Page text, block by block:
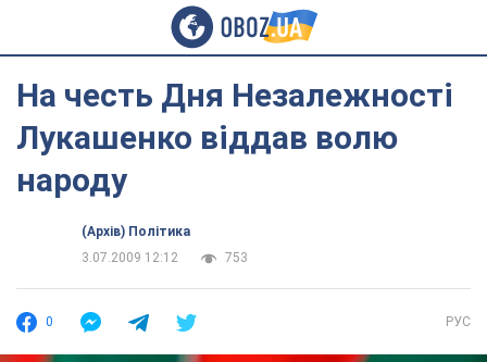
На честь Дня Незалежності
Лукашенко віддав волю
народу
(Архів) Політика
3.07.2009 12:12
753
0 РУС